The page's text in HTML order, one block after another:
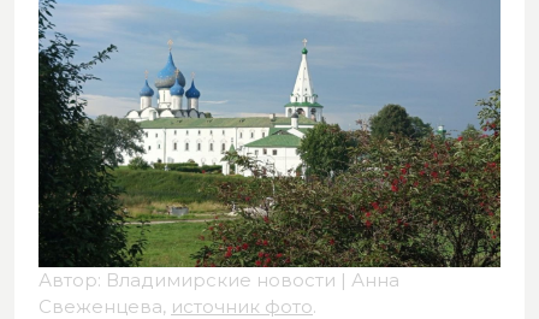
Автор: Владимирские новости | Анна
Свеженцева, источник фото.